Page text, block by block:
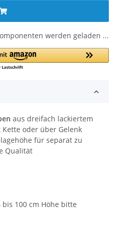
werden geladen ...
aus dreifach lackiertem
oder über Gelenk
für separat zu
Qualität
bis 100 cm Höhe bitte